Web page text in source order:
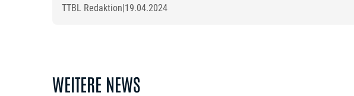
TTBL Redaktion 19.04.2024
WEITERE NEWS